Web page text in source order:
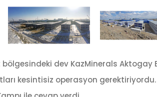
bölgesindeki dev KazMinerals
kesintisiz operasyon